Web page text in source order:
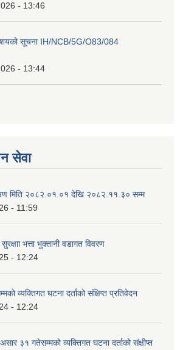
- 13:46
सूचना IH/NCB/5G/O83/084
- 13:44
सेवा
मिति २०८२.०१.०१ देखि २०८२.११.३० सम्म
- 11:59
भत्ता भुक्तानी वडागत विवरण
- 12:24
व्यक्तिगत घटना दर्ताको संक्षिप्त प्रतिवेदन
- 12:24
३१ गतेसम्मको व्यक्तिगत घटना दर्ताको संक्षीप्त